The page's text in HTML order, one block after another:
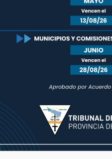
junio 2020
diciembre 2019
Funciona gracias a WordPress